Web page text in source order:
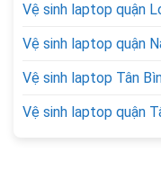
Vệ sinh laptop quận
Vệ sinh laptop quận
Vệ sinh laptop Tân
Vệ sinh laptop quận